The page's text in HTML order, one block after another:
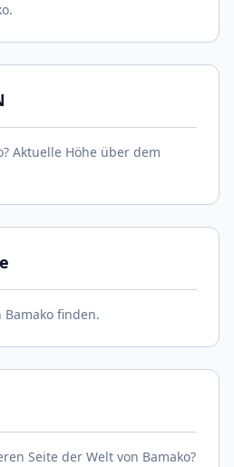
Aktuelle Höhe über dem
finden.
Seite der Welt von Bamako?